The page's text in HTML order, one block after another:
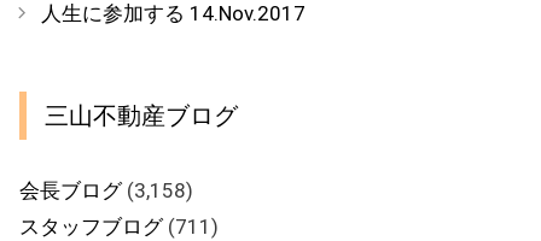
リ
人生に参加する 14.Nov.2017
三山不動産ブログ
会長ブログ(3,158)
スタッフブログ(711)